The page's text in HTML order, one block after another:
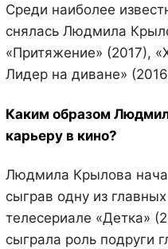
Среди наиболее
снялась Людмила
«Притяжение» (2017),
Лидер на диване»
Каким образом
карьеру в кино?
Людмила Крылова
сыграв одну из
телесериале «Детка»
сыграла роль подруги